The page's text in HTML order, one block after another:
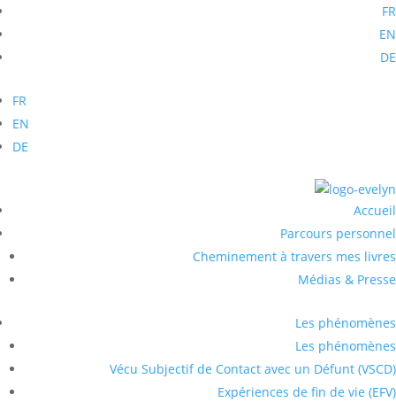
FR
EN
DE
FR
EN
DE
Accueil
Parcours personnel
Cheminement à travers mes livres
Médias & Presse
Les phénomènes
Les phénomènes
Vécu Subjectif de Contact avec un Défunt (VSCD)
Expériences de fin de vie (EFV)